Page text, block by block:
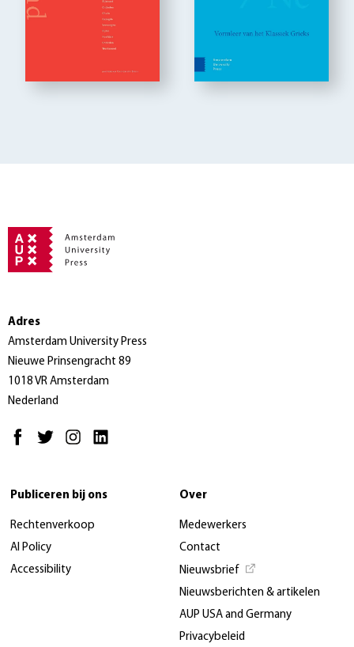
Adres
Amsterdam University Press
Nieuwe Prinsengracht 89
1018 VR Amsterdam
Nederland
Publiceren bij ons
Rechtenverkoop
AI Policy
Accessibility
Over
Medewerkers
Contact
Nieuwsbrief
Nieuwsberichten & artikelen
AUP USA and Germany
Privacybeleid